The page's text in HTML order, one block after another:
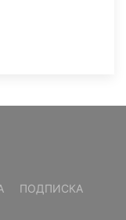
ПОДПИСКА